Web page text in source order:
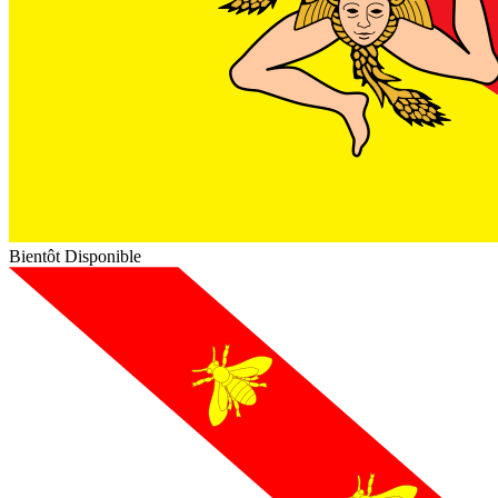
Bientôt Disponible